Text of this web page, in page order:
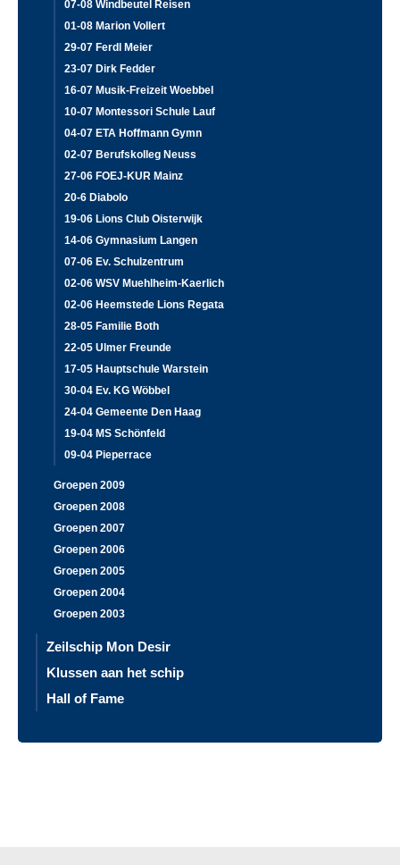
07-08 Windbeutel Reisen
01-08 Marion Vollert
29-07 Ferdl Meier
23-07 Dirk Fedder
16-07 Musik-Freizeit Woebbel
10-07 Montessori Schule Lauf
04-07 ETA Hoffmann Gymn
02-07 Berufskolleg Neuss
27-06 FOEJ-KUR Mainz
20-6 Diabolo
19-06 Lions Club Oisterwijk
14-06 Gymnasium Langen
07-06 Ev. Schulzentrum
02-06 WSV Muehlheim-Kaerlich
02-06 Heemstede Lions Regata
28-05 Familie Both
22-05 Ulmer Freunde
17-05 Hauptschule Warstein
30-04 Ev. KG Wöbbel
24-04 Gemeente Den Haag
19-04 MS Schönfeld
09-04 Pieperrace
Groepen 2009
Groepen 2008
Groepen 2007
Groepen 2006
Groepen 2005
Groepen 2004
Groepen 2003
Zeilschip Mon Desir
Klussen aan het schip
Hall of Fame